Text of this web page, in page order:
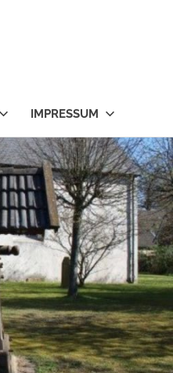
IMPRESSUM